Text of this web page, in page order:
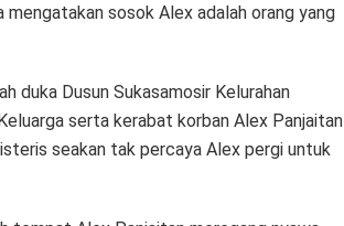
sosok Alex adalah orang yang
duka Dusun Sukasamosir Kelurahan
serta kerabat korban Alex Panjaitan
seakan tak percaya Alex pergi untuk